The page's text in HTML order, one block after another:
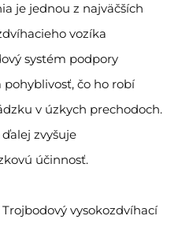
je jednou z najväčších
vozíka
systém podpory
čo ho robí
v úzkych prechodoch.
zvyšuje
účinnosť.
vysokozdvíhací